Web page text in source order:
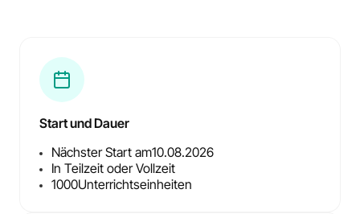
Start und Dauer
Nächster Start am10.08.2026
In Teilzeit oder Vollzeit
1000Unterrichtseinheiten